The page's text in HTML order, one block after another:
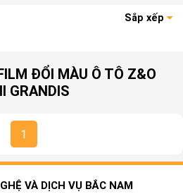
Sắp xếp
ĐỔI MÀU Ô TÔ Z&O
GRANDIS
1
VÀ DỊCH VỤ BẮC NAM